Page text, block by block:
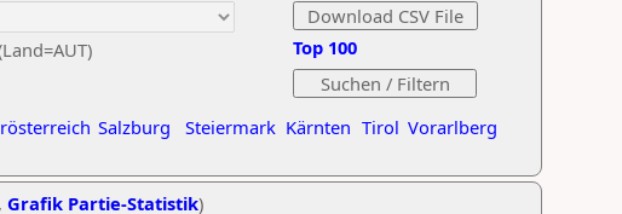
Salzburg Steiermark Kärnten Tirol Vorarlberg
Top 100
, Grafik Partie-Statistik)